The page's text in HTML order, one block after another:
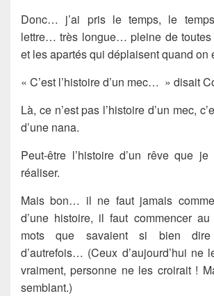
Donc… j’ai pris le temps, le
lettre… très longue… pleine de toutes
et les apartés qui déplaisent quand on
« C’est l’histoire d’un mec… » disait
Là, ce n’est pas l’histoire d’un mec,
d’une nana.
Peut-être l’histoire d’un rêve que je
réaliser.
Mais bon… il ne faut jamais
d’une histoire, il faut commencer
mots que savaient si bien
d’autrefois… (Ceux d’aujourd’hui ne
vraiment, personne ne les croirait !
semblant.)